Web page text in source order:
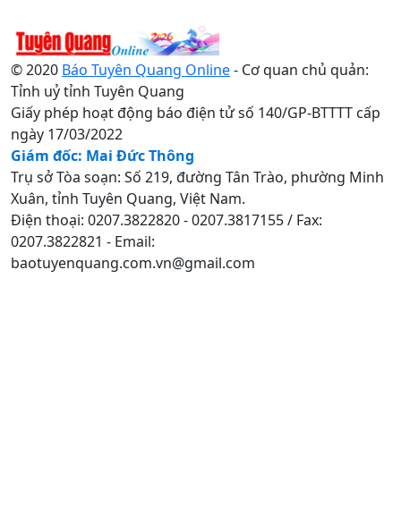
© 2020 Báo Tuyên Quang Online- Cơ quan chủ quản:
Tỉnh uỷ tỉnh Tuyên Quang
Giấy phép hoạt động báo điện tử số 140/GP-BTTTT cấp
ngày 17/03/2022
Giám đốc: Mai Đức Thông
Trụ sở Tòa soạn: Số 219, đường Tân Trào, phường Minh
Xuân, tỉnh Tuyên Quang, Việt Nam.
Điện thoại: 0207.3822820 - 0207.3817155 / Fax:
0207.3822821 - Email:
baotuyenquang.com.vn@gmail.com